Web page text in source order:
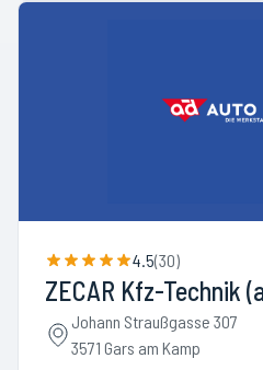
4.5(30)
ZECAR Kfz-Technik
Johann Straußgasse 307
3571 Gars am Kamp